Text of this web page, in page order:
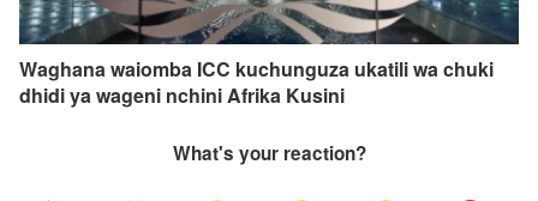
Waghana waiomba ICC kuchunguza ukatili wa chuki
dhidi ya wageni nchini Afrika Kusini